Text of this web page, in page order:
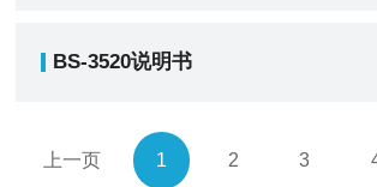
BS-3520说明书
上一页 1 2 3